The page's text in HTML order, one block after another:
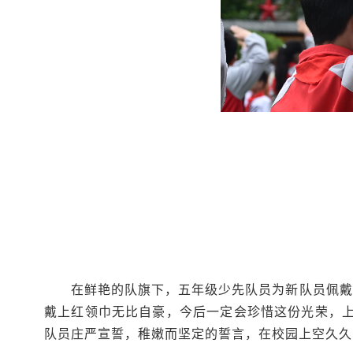
在鲜艳的队旗下，五年级少先队员为新队员佩
戴上红领巾无比自豪，今后一定会珍惜这份光荣，
队员庄严宣誓，稚嫩而坚定的誓言，在校园上空久